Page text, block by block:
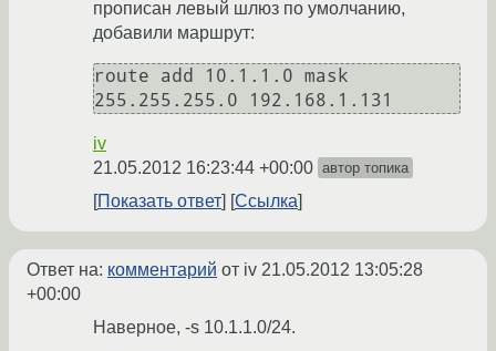
прописан левый шлюз по умолчанию,
добавили маршрут:
route add 10.1.1.0 mask
255.255.255.0 192.168.1.131
iv
21.05.2012 16:23:44 +00:00 автор топика
Показать ответ Ссылка
Ответ на: комментарий от iv 21.05.2012 13:05:28
+00:00
Наверное, -s 10.1.1.0/24.